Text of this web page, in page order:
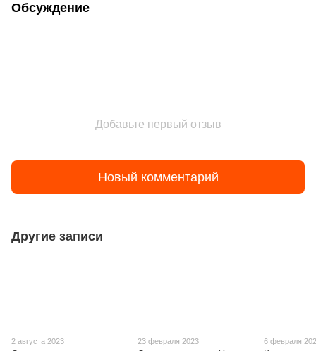
Обсуждение
Добавьте первый отзыв
Новый комментарий
Другие записи
2 августа 2023 23 февраля 2023 6 февраля